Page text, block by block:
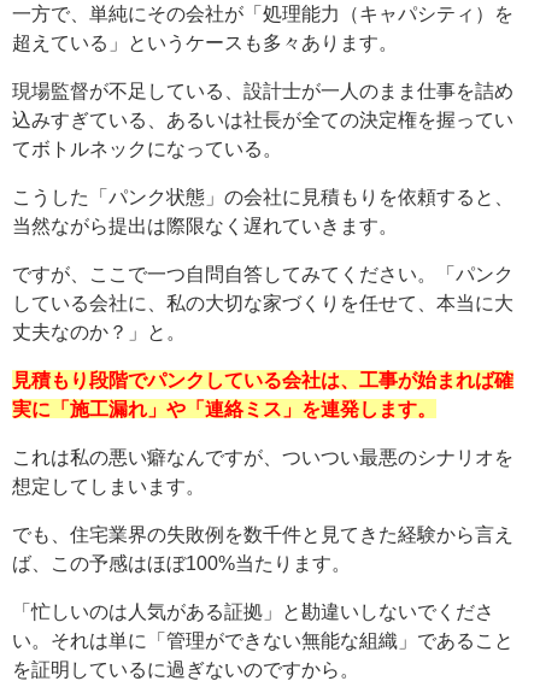
一方で、単純にその会社が「処理能力（キャパシティ）を
超えている」というケースも多々あります。
現場監督が不足している、設計士が一人のまま仕事を詰め
込みすぎている、あるいは社長が全ての決定権を握ってい
てボトルネックになっている。
こうした「パンク状態」の会社に見積もりを依頼すると、
当然ながら提出は際限なく遅れていきます。
ですが、ここで一つ自問自答してみてください。「パンク
している会社に、私の大切な家づくりを任せて、本当に大
丈夫なのか？」と。
見積もり段階でパンクしている会社は、工事が始まれば確
実に「施工漏れ」や「連絡ミス」を連発します。
これは私の悪い癖なんですが、ついつい最悪のシナリオを
想定してしまいます。
でも、住宅業界の失敗例を数千件と見てきた経験から言え
ば、この予感はほぼ100%当たります。
「忙しいのは人気がある証拠」と勘違いしないでくださ
い。それは単に「管理ができない無能な組織」であること
を証明しているに過ぎないのですから。